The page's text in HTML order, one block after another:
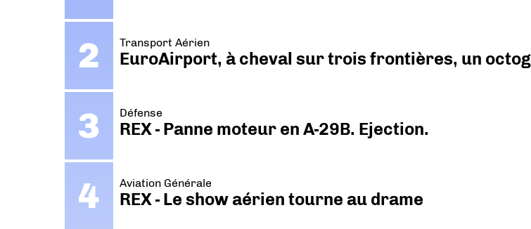
Transport Aérien
EuroAirport, à cheval sur trois frontières, un
Défense
REX - Panne moteur en A-29B. Ejection.
Aviation Générale
REX - Le show aérien tourne au drame